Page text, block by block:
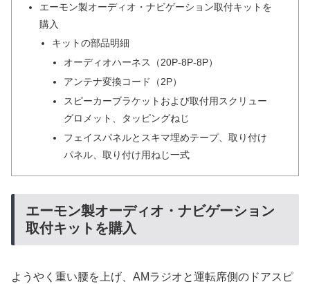
エーモン製オーディオ・ナビゲーション取付キットを
購入
キットの部品明細
オーディオハーネス（20P-8P-8P）
アンテナ変換コード（2P）
スピーカーブラケットおよび取付用スクリュー
グロメット、タッピングねじ
フェイスパネルとスキマ埋めテープ、取り付け
パネル、取り付け用ねじ一式
エーモン製オーディオ・ナビゲーション
取付キットを購入
ようやく重い腰を上げ、AMラジオと運転席側のドアスピ